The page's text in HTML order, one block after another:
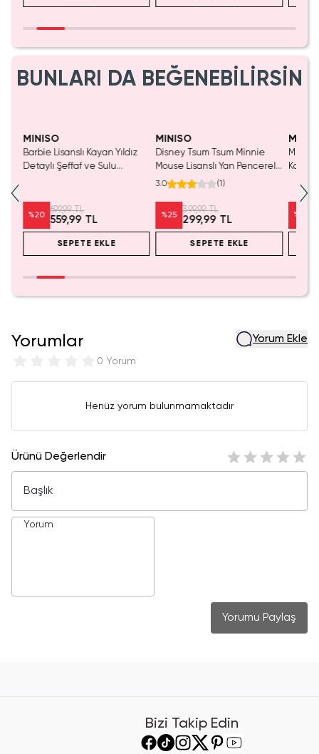
BUNLARI DA BEĞENEBİLİRSİN
MINISO
Barbie Lisanslı Kayan Yıldız
Detaylı Şeffaf ve Sulu
%20
699,99 TL
559,99 TL
SEPETE EKLE
MINISO
Disney Tsum Tsum Minnie
Mouse Lisanslı Yan Pencereli
Mini Saklama Kutusu –
3.0 (1)
%25
399,99 TL
299,99 TL
SEPETE EKLE
Miniso
%
Yorumlar
0 Yorum
Yorum Ekle
Henüz yorum bulunmamaktadır
Ürünü Değerlendir
Yorumu Paylaş
Bizi Takip Edin